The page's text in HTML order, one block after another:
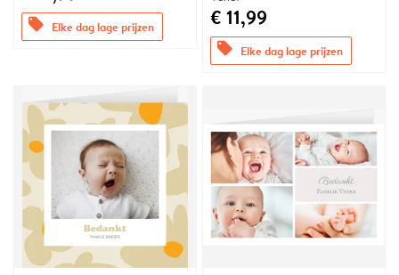
offers Elke dag lage prijzen € 11,99
offers Elke dag lage prijzen